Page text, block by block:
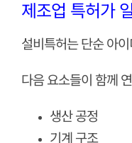
제조업 특허가
설비특허는 단순 아
다음 요소들이 함께
생산 공정
기계 구조